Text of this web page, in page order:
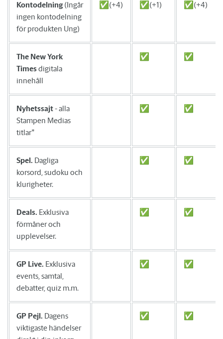
Kontodelning (Ingår
ingen kontodelning
för produkten Ung)
✅(+4) ✅(+1) ✅(+4)
The New York
Timesdigitala
innehåll
✅ ✅
Nyhetssajt- alla
Stampen Medias
titlar*
✅ ✅
Spel. Dagliga
korsord, sudoku och
klurigheter.
✅ ✅
Deals. Exklusiva
förmåner och
upplevelser.
✅ ✅
GP Live. Exklusiva
events, samtal,
debatter, quiz m.m.
✅ ✅
GP Pejl. Dagens
viktigaste händelser
✅ ✅